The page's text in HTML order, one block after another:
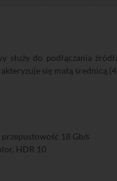
służy do podłączania
się małą średnicą
18 Gb/s
HDR 10